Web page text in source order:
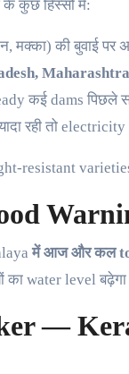
कुछ हिस्सों में:
मक्का) की बुवाई पर
Maharashtra
कई dams पिछले
रही तो
resistant
में आज और कल
का water level
—